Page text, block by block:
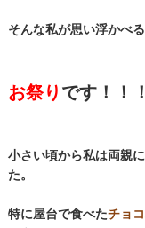
そんな私が思い浮かべる
お祭りです！！！
小さい頃から私は両親
た。
特に屋台で食べたチョコ